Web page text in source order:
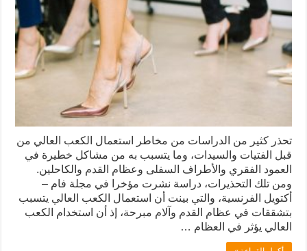
تحذر كثير من الدراسات من مخاطر استعمال الكعب العالي من
قبل الفتيات والسيدات، وما يتسبب به من مشاكل خطيرة في
العمود الفقري والأطراف السفلى وعظام القدم والكاحلين.
ومن تلك التحذيرات، دراسة نشرت مؤخرا في مجلة فام –
أكتويل الفرنسية، والتي بينت أن استعمال الكعب العالي يتسبب
بتشققات في عظام القدم وآلام مبرحة، إذ أن استخدام الكعب
العالي يؤثر في العظام …